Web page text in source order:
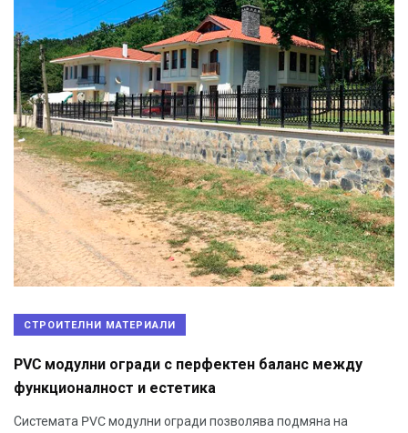
СТРОИТЕЛНИ МАТЕРИАЛИ
PVC модулни огради с перфектен баланс между
функционалност и естетика
Системата PVC модулни огради позволява подмяна на